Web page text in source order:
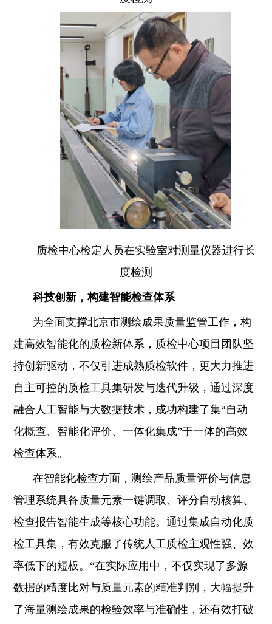
质检中心检定人员在实验室对测量仪器进行长
度检测
科技创新，构建智能检查体系
为全面支撑北京市测绘成果质量监管工作，构
建高效智能化的质检新体系，质检中心项目团队坚
持创新驱动，不仅引进成熟质检软件，更大力推进
自主可控的质检工具集研发与迭代升级，通过深度
融合人工智能与大数据技术，成功构建了集“自动
化概查、智能化评价、一体化集成”于一体的高效
检查体系。
在智能化检查方面，测绘产品质量评价与信息
管理系统具备质量元素一键调取、评分自动核算、
检查报告智能生成等核心功能。通过集成自动化质
检工具集，有效克服了传统人工质检主观性强、效
率低下的短板。“在实际应用中，不仅实现了多源
数据的精度比对与质量元素的精准判别，大幅提升
了海量测绘成果的检验效率与准确性，还有效打破